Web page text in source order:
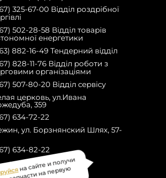
325-67-00 Відділ роздрібної
502-28-58 Відділ товарів
енергетики
882-16-49 Тендерний відділ
828-11-76 Відділ роботи з
організаціями
507-80-20 Відділ сервісу
церковь, ул.Ивана
359
634-72-22
ул. Борзнянский Шлях, 57-
634-82-22
на сайте и получи
на первую